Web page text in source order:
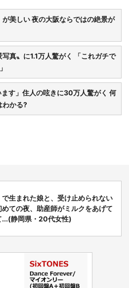
美しい 夜の大阪ならではの絶景が
真〟に1.1万人驚がく 「これガチで
す」住人の呟きに30万人驚がく 何
わかる?
で生まれた娘と、受け止められない
ての夜、助産師がミルクをあげて
...(静岡県・20代女性)